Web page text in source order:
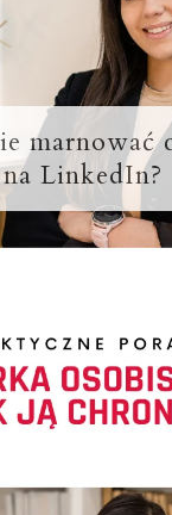
marnować
na LinkedIn?